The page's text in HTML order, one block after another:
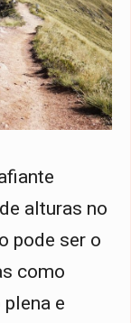
alturas no
pode ser o
como
e